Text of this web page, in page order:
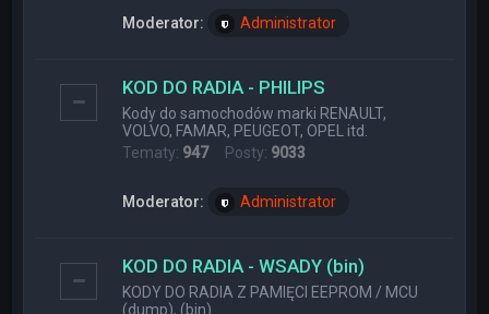
Moderator: Administrator
KOD DO RADIA - PHILIPS
Kody do samochodów marki RENAULT,
VOLVO, FAMAR, PEUGEOT, OPEL itd.
Tematy: 947Posty: 9033
Moderator: Administrator
KOD DO RADIA - WSADY (bin)
KODY DO RADIA Z PAMIĘCI EEPROM / MCU
(dump), (bin)